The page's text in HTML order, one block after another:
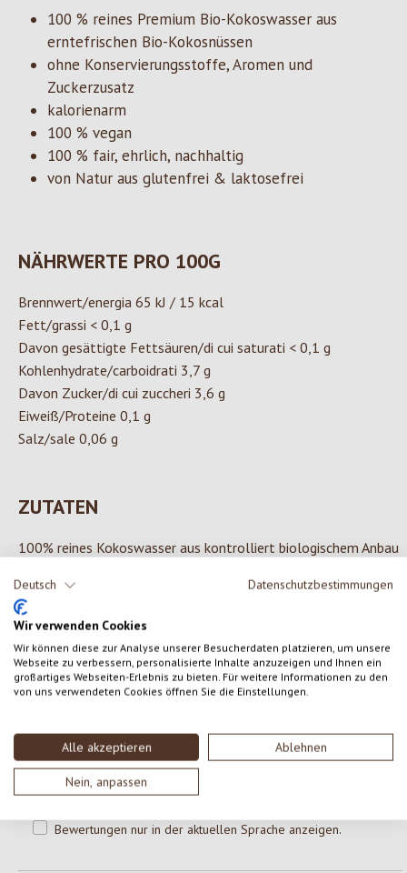
Deutsch Datenschutzbestimmungen
Wir verwenden Cookies
Wir können diese zur Analyse unserer Besucherdaten platzieren, um unsere
Webseite zu verbessern, personalisierte Inhalte anzuzeigen und Ihnen ein
großartiges Webseiten-Erlebnis zu bieten. Für weitere Informationen zu den
von uns verwendeten Cookies öffnen Sie die Einstellungen.
Alle akzeptieren Ablehnen
Nein, anpassen
100 % reines Premium Bio-Kokoswasser aus
erntefrischen Bio-Kokosnüssen
ohne Konservierungsstoffe, Aromen und
Zuckerzusatz
kalorienarm
100 % vegan
100 % fair, ehrlich, nachhaltig
von Natur aus glutenfrei & laktosefrei
NÄHRWERTE PRO 100G
Brennwert/energia 65 kJ / 15 kcal
Fett/grassi < 0,1 g
Davon gesättigte Fettsäuren/di cui saturati < 0,1 g
Kohlenhydrate/carboidrati 3,7 g
Davon Zucker/di cui zuccheri 3,6 g
Eiweiß/Proteine 0,1 g
Salz/sale 0,06 g
ZUTATEN
100% reines Kokoswasser aus kontrolliert biologischem Anbau
Durchschnittliche Bewertung von 0 von 5 Sternen
Gib eine Bewertung ab!
Teile deine Erfahrungen mit dem Produkt mit anderen Kunden.
SCHREIBE EINE BEWERTUNG
Bewertungen nur in der aktuellen Sprache anzeigen.